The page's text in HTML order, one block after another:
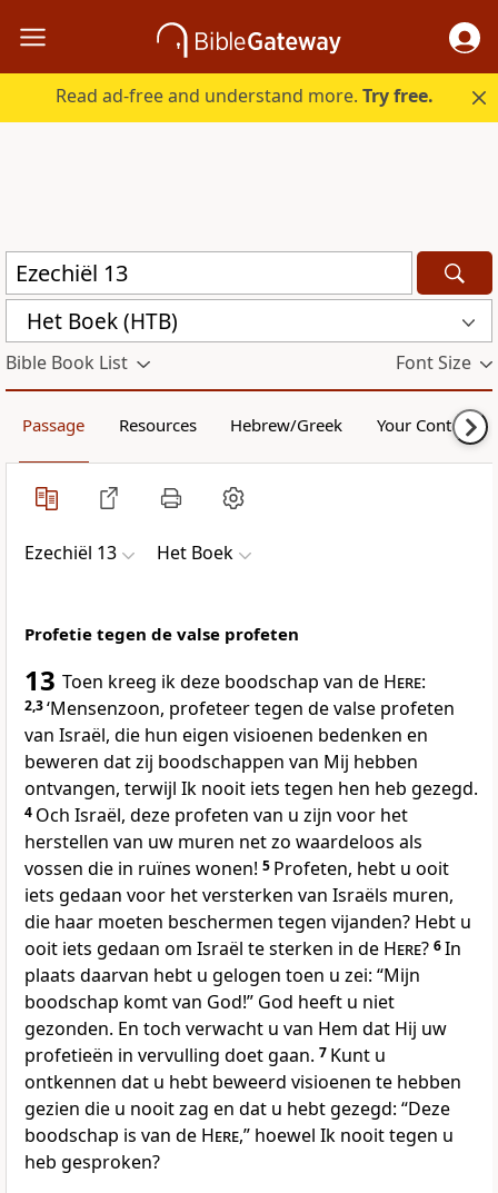
Read ad-free and understand more.Try free.
Het Boek (HTB)
Bible Book List Font Size
Passage Resources Hebrew/Greek Your Content
Ezechiël 13 Het Boek
Profetie tegen de valse profeten
13 Toen kreeg ik deze boodschap van de Here:
2,3‘Mensenzoon, profeteer tegen de valse profeten
van Israël, die hun eigen visioenen bedenken en
beweren dat zij boodschappen van Mij hebben
ontvangen, terwijl Ik nooit iets tegen hen heb gezegd.
4 Och Israël, deze profeten van u zijn voor het
herstellen van uw muren net zo waardeloos als
vossen die in ruïnes wonen! 5 Profeten, hebt u ooit
iets gedaan voor het versterken van Israëls muren,
die haar moeten beschermen tegen vijanden? Hebt u
ooit iets gedaan om Israël te sterken in de Here? 6In
plaats daarvan hebt u gelogen toen u zei: “Mijn
boodschap komt van God!” God heeft u niet
gezonden. En toch verwacht u van Hem dat Hij uw
profetieën in vervulling doet gaan. 7 Kunt u
ontkennen dat u hebt beweerd visioenen te hebben
gezien die u nooit zag en dat u hebt gezegd: “Deze
boodschap is van de Here,” hoewel Ik nooit tegen u
heb gesproken?